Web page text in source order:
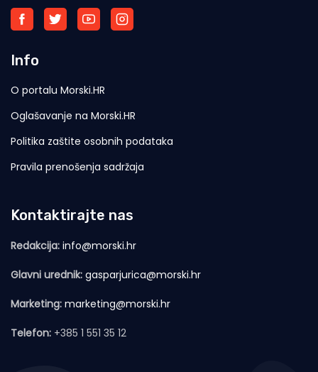
Info
O portalu Morski.HR
Oglašavanje na Morski.HR
Politika zaštite osobnih podataka
Pravila prenošenja sadržaja
Kontaktirajte nas
Redakcija: info@morski.hr
Glavni urednik: gasparjurica@morski.hr
Marketing: marketing@morski.hr
Telefon: +385 1 551 35 12